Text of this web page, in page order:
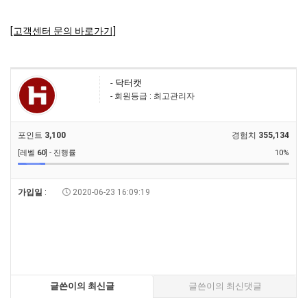
[고객센터 문의 바로가기]
- 닥터캣
- 회원등급 : 최고관리자
포인트 3,100 경험치 355,134
[레벨 60] - 진행률 10%
가입일 : 2020-06-23 16:09:19
글쓴이의 최신글 글쓴이의 최신댓글